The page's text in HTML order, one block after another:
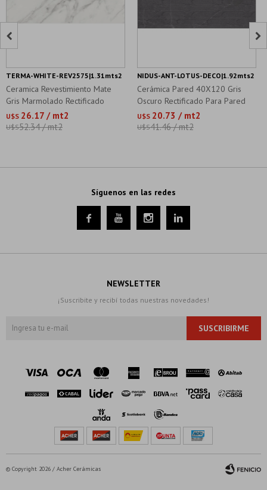
Ceramica Revestimiento Mate
Gris Marmolado Rectificado
25X70
U$S 26.17 / mt2
U$S52.34 / mt2
TERMA-WHITE-REV2575|1.31mts2
Cerámica Pared 40X120 Gris
Oscuro Rectificado Para Pared
U$S 20.73 / mt2
U$S41.46 / mt2
NIDUS-ANT-LOTUS-DECO|1.92mts2
 
Síguenos en las redes
   
NEWSLETTER
¡Suscribite y recibí todas nuestras novedades!
SUSCRIBIRME
© Copyright 2026 / Acher Cerámicas